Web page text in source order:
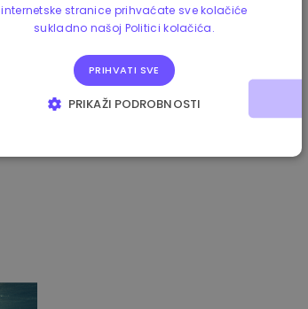
internetske stranice prihvaćate sve kolačiće
sukladno našoj Politici kolačića.
PRIHVATI SVE
PRIKAŽI PODROBNOSTI